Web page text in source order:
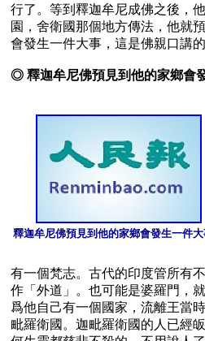
行了。等到釋迦牟尼成佛之後，
園，舍衛國那個地方傳法，他就
會發生一件大事，這是佛親口講的
◎ 釋迦牟尼佛預見到他的家鄉會
釋迦牟尼佛預見到他的家鄉會發生一件大
有一個梵志。古代的印度管所有
作「外道」。也可能是婆羅門，
爲他自己有一個國家，流離王當
毗羅衛國。迦毗羅衛國的人已經